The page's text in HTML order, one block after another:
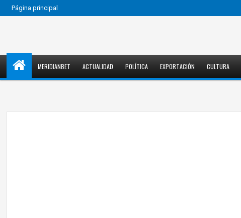
Página principal
MERIDIANBET ACTUALIDAD POLÍTICA EXPORTACIÓN CULTURA